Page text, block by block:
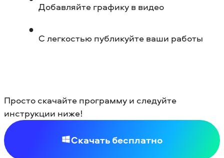
Добавляйте графику в видео
С легкостью публикуйте ваши работы
Просто скачайте программу и следуйте
инструкции ниже!
Скачать бесплатно